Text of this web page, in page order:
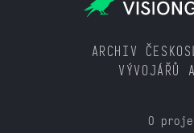
ARCHIV
VÝVOJÁŘŮ
O